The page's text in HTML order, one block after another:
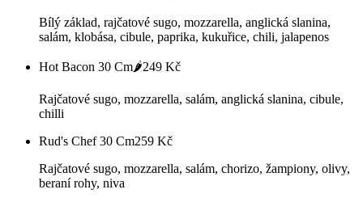
Bílý základ, rajčatové sugo, mozzarella, anglická slanina,
salám, klobása, cibule, paprika, kukuřice, chili, jalapenos
Hot Bacon 30 Cm🌶️249 Kč
Rajčatové sugo, mozzarella, salám, anglická slanina, cibule,
chilli
Rud's Chef 30 Cm259 Kč
Rajčatové sugo, mozzarella, salám, chorizo, žampiony, olivy,
beraní rohy, niva